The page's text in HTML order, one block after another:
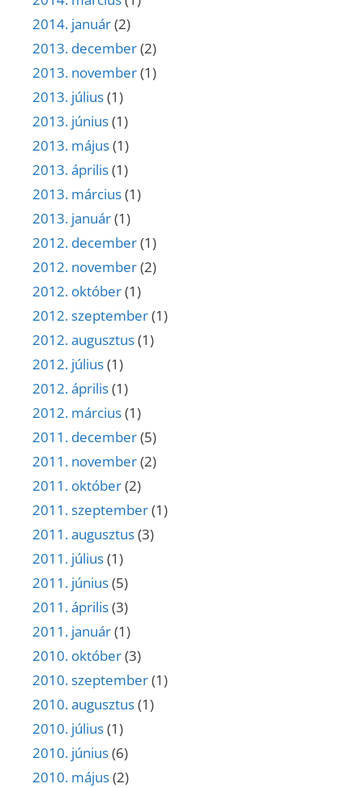
2014. január(2)
2013. december(2)
2013. november(1)
2013. július(1)
2013. június(1)
2013. május(1)
2013. április(1)
2013. március(1)
2013. január(1)
2012. december(1)
2012. november(2)
2012. október(1)
2012. szeptember(1)
2012. augusztus(1)
2012. július(1)
2012. április(1)
2012. március(1)
2011. december(5)
2011. november(2)
2011. október(2)
2011. szeptember(1)
2011. augusztus(3)
2011. július(1)
2011. június(5)
2011. április(3)
2011. január(1)
2010. október(3)
2010. szeptember(1)
2010. augusztus(1)
2010. július(1)
2010. június(6)
2010. május(2)